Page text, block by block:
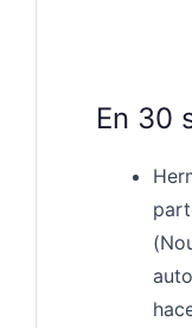
En 30